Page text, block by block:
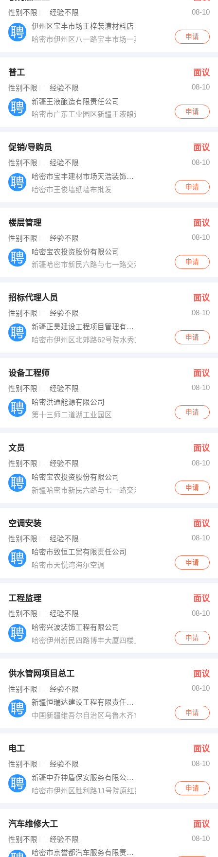
性别不限 经验不限
08-10
伊州区宝丰市场王梓装潢材料店
哈密市伊州区八一路宝丰市场一期大门右侧
申请
普工 面议
性别不限 经验不限
08-10
新疆王液酿造有限责任公司
哈密市广东工业园区新疆王液酿造有限责任公司申请
促销/导购员 面议
性别不限 经验不限
08-10
哈密市宝丰建材市场天浩装饰材料店
哈密市王俊墙纸墙布批发
申请
楼层管理 面议
性别不限 经验不限
08-10
哈密宝农投资股份有限公司
新疆哈密市新民六路与七一路交汇处
申请
招标代理人员 面议
性别不限 经验不限
08-10
新疆正昊建设工程项目管理有限公司哈密分公
哈密市伊州区北郊路62号院水秀文苑小区底商二楼
申请
设备工程师 面议
性别不限 经验不限
08-10
哈密洪通能源有限公司
第十三师二道湖工业园区
申请
文员 面议
性别不限 经验不限
08-10
哈密宝农投资股份有限公司
新疆哈密市新民六路与七一路交汇处
申请
空调安装 面议
性别不限 经验不限
08-10
哈密市致恒工贸有限责任公司
哈密市天悦湾海尔空调
申请
工程监理 面议
性别不限 经验不限
08-10
哈密兴波装饰工程有限公司
哈密伊州新民四路博丰大厦四楼上海波涛装饰
申请
供水管网项目总工 面议
性别不限 经验不限
08-10
新疆恒瑞达建设工程有限责任公司乌鲁木齐分
中国新疆维吾尔自治区乌鲁木齐市头屯河区王家沟街道
申请
电工 面议
性别不限 经验不限
08-10
新疆中乔神盾保安服务有限公司哈密分公司
哈密市伊州区胜利路11号院原红星小学院内房产局对面
申请
汽车维修大工 面议
性别不限 经验不限
08-10
哈密市京誉都汽车服务有限责任公司